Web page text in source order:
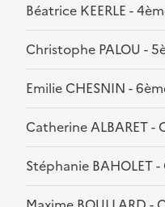
Béatrice KEERLE -
Christophe PALOU -
Emilie CHESNIN -
Catherine ALBARET -
Stéphanie BAHOLET